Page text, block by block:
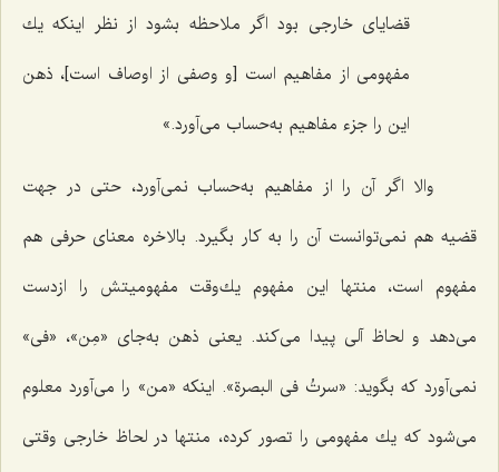
قضایاى خارجى بود اگر ملاحظه بشود از نظر اینکه یك
مفهومى از مفاهیم است [و وصفی از اوصاف است]، ذهن
این را جزء مفاهیم به‌حساب مى‌آورد.»
والا اگر آن را از مفاهیم به‌حساب نمى‌آورد، حتى در جهت
قضیه هم نمى‌توانست آن را به كار بگیرد. بالاخره معناى حرفى هم
مفهوم است، منتها این مفهوم یك‌وقت مفهومیتش را ازدست
می‌دهد و لحاظ آلى پیدا مى‌كند. یعنی ذهن به‌جاى «مِن»، «فى»
نمى‌آورد که بگوید: «سرتُ فی البصرة». اینكه «من» را مى‌آورد معلوم
مى‌شود كه یك مفهومى را تصور كرده، منتها در لحاظ خارجى وقتی